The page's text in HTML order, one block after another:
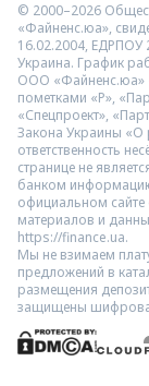
© 2000–2026
«Файненс.юа»,
16.02.2004, ЕДРПОУ
Украина. График
ООО «Файненс.юа»
пометками «Р»,
«Спецпроект»,
Закона Украины «О
ответственность
странице не
банком
официальном сайте
материалов и
https://finance.ua.
Мы не взимаем
предложений в
размещения
защищены